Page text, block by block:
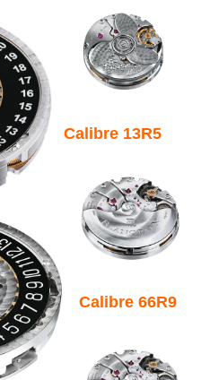
Calibre 13R5
Calibre 66R9